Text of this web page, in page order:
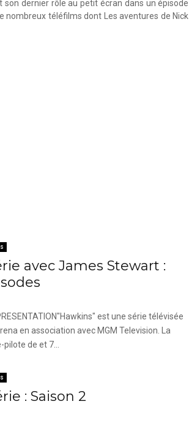
dernier rôle au petit écran dans un épisode
nombreux téléfilms dont Les aventures de Nick
avec James Stewart :
est une série télévisée
en association avec MGM Television. La
de et 7...
: Saison 2